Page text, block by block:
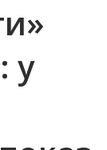
у